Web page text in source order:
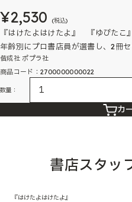
¥2,530 (税込)
『はけたよはけたよ』 『ゆびたこ』
年齢別にプロ書店員が選書し、2冊
偕成社 ポプラ社
商品コード：2700000000022
数量：
カ
書店スタッ
『はけたよはけたよ』